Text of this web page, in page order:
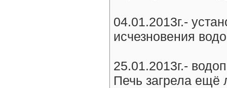
04.01.2013г.-
исчезновения
25.01.2013г.-
Печь загрела ещё